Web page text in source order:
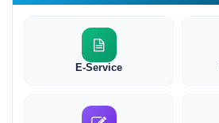
E-Service